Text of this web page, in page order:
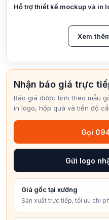
Hỗ trợ thiết kế mockup và in
Xem
Nhận báo giá trực
Báo giá được tính theo mẫu
in logo, hộp quà và tiến độ
Gọi
Gửi logo
Giá gốc tại xưởng
Sản xuất trực tiếp, tối ưu chi